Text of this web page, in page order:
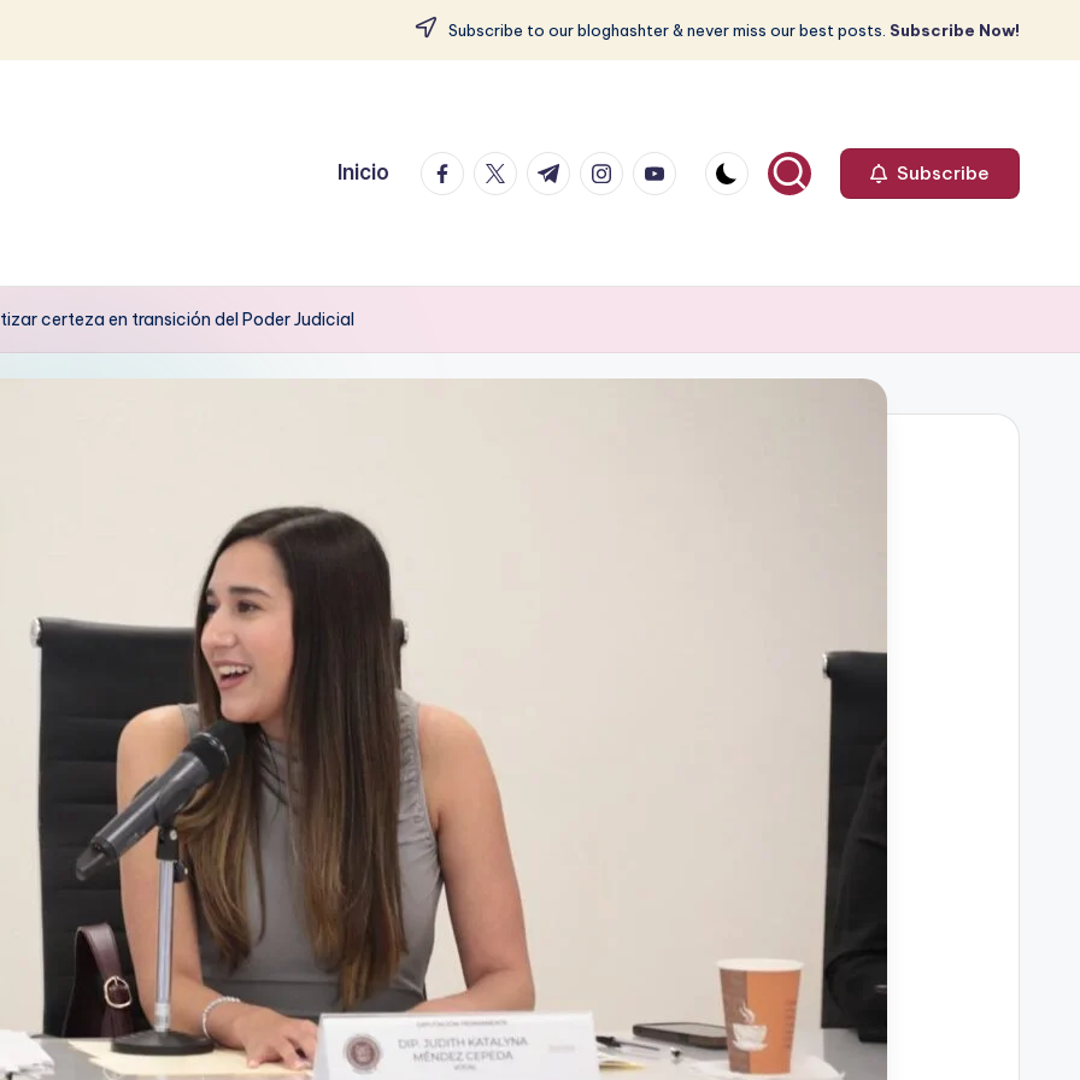
Subscribe to our bloghashter & never miss our best posts. Subscribe Now!
Inicio facebook.com
twitter.com
t.me instagram.com
youtube.com Subscribe
certeza en transición del Poder Judicial